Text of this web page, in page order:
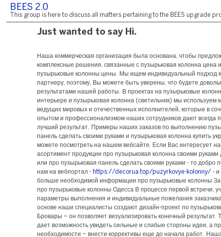
BEES 2.0
This group is here to discuss all matters pertaining to the BEES upgrade
Just wanted to say Hi.
Наша коммерческая организация была основана, чтобы
комплексные решения, связанные с пузырьковая колонна цена и
пузырьковые колонны цены. Мы ищем индивидуальный подход
партнеру, поэтому, Вы можете быть уверены, что будете
результатами нашей работы. В проектах на пузырьковые
интерьере и пузырьковая колонна (светильник) мы используем
ведущих мировых и отечественных исполнителей, которые в
опытом и профессионализмом наших сотрудников дают всегда
лучший результат. Примеры наших заказов по выполнению
панель сделать своими руками и пузырьковая колонна купить
можете посмотреть на нашем вебсайте. Если Вас интересует
асортимент продукции про пузырьковая колонна своими руками
или про пузырьковая панель сделать своими руками - то добро
нам на вебпортал - https://decorua.top/puzyrkovye-kolonny/ - и
больше необходимой информации про пузырьковые колонны
про пузырьковые колонны Одесса В процессе первой встречи,
параметры выполнения и индивидуальные пожелания
основе наши специалисты создают дизайн-проект по
Бровары – он позволяет визуализировать конечный результат.
дает возможность увидеть сильные и слабые стороны идеи, а
необходимости – внести коррективы еще до начала работ.